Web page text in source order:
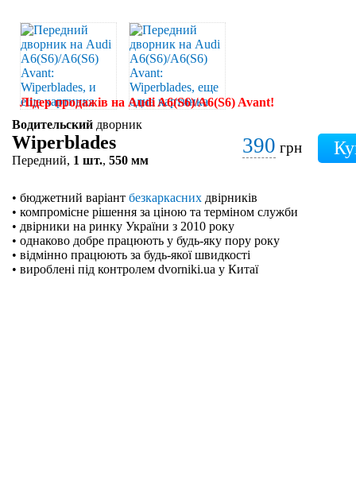
Лідер продажів на Audi A6(S6)/A6(S6) Avant!
Водительский дворник
Wiperblades
Передний, 1 шт., 550 мм
390 грн
• бюджетний варіант безкаркасних двірників
• компромісне рішення за ціною та терміном служби
• двірники на ринку України з 2010 року
• однаково добре працюють у будь-яку пору року
• відмінно працюють за будь-якої швидкості
• вироблені під контролем dvorniki.ua у Китаї